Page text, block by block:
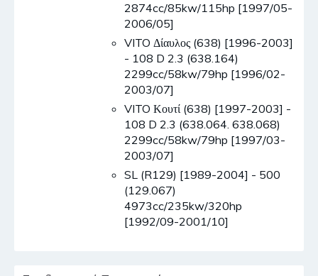
2874cc/85kw/115hp [1997/05-
2006/05]
VITO Δίαυλος (638) [1996-2003]
- 108 D 2.3 (638.164)
2299cc/58kw/79hp [1996/02-
2003/07]
VITO Κουτί (638) [1997-2003] -
108 D 2.3 (638.064. 638.068)
2299cc/58kw/79hp [1997/03-
2003/07]
SL (R129) [1989-2004] - 500
(129.067)
4973cc/235kw/320hp
[1992/09-2001/10]